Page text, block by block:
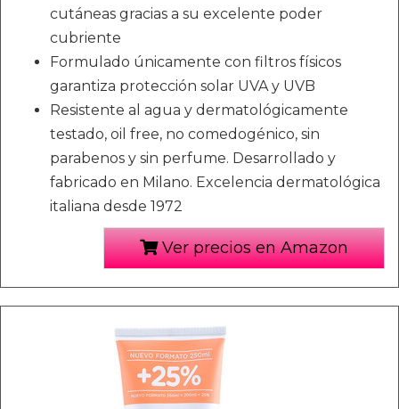
cutáneas gracias a su excelente poder
cubriente
Formulado únicamente con filtros físicos
garantiza protección solar UVA y UVB
Resistente al agua y dermatológicamente
testado, oil free, no comedogénico, sin
parabenos y sin perfume. Desarrollado y
fabricado en Milano. Excelencia dermatológica
italiana desde 1972
Ver precios en Amazon